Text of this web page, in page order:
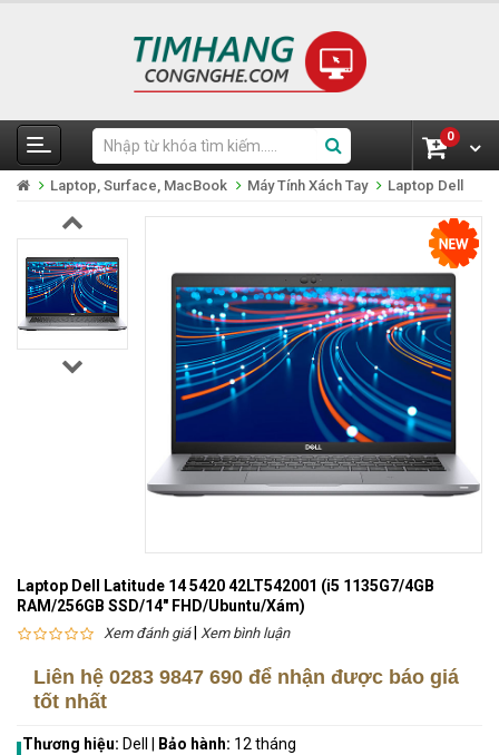
0
Laptop, Surface, MacBook Máy Tính Xách Tay Laptop Dell
Laptop Dell Latitude 14 5420 42LT542001 (i5 1135G7/4GB
RAM/256GB SSD/14" FHD/Ubuntu/Xám)
Xem đánh giá| Xem bình luận
Liên hệ 0283 9847 690 để nhận được báo giá
tốt nhất
Thương hiệu: Dell Bảo hành: 12 tháng